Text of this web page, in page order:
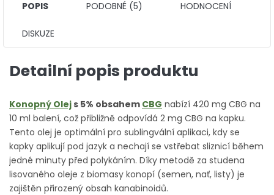
POPIS PODOBNÉ (5) HODNOCENÍ
DISKUZE
Detailní popis produktu
Konopný Olejs 5% obsahem CBG nabízí 420 mg CBG na
10 ml balení, což přibližně odpovídá 2 mg CBG na kapku.
Tento olej je optimální pro sublingvální aplikaci, kdy se
kapky aplikují pod jazyk a nechají se vstřebat sliznicí během
jedné minuty před polykáním. Díky metodě za studena
lisovaného oleje z biomasy konopí (semen, nať, listy) je
zajištěn přirozený obsah kanabinoidů.